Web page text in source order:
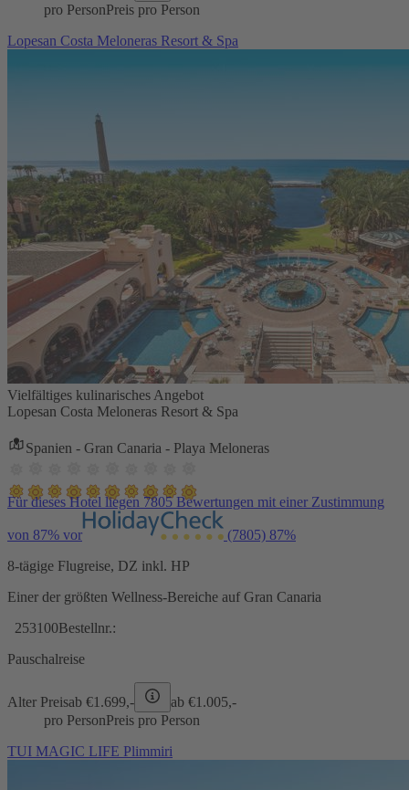
pro PersonPreis pro Person
Lopesan Costa Meloneras Resort & Spa
Vielfältiges kulinarisches Angebot
Lopesan Costa Meloneras Resort & Spa
Spanien - Gran Canaria - Playa Meloneras
Für dieses Hotel liegen 7805 Bewertungen mit einer Zustimmung
von 87% vor (7805) 87%
8-tägige Flugreise, DZ inkl. HP
Einer der größten Wellness-Bereiche auf Gran Canaria
253100Bestellnr.:
Pauschalreise
Alter Preisab €1.699,- ab €1.005,-
pro PersonPreis pro Person
TUI MAGIC LIFE Plimmiri